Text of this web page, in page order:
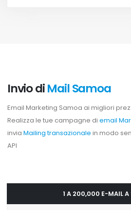
Invio diMail Samoa
Email Marketing Samoa ai migliori
Realizza le tue campagne di email
invia Mailing transazionale in modo
API
1 A 200,000 E-MAIL A